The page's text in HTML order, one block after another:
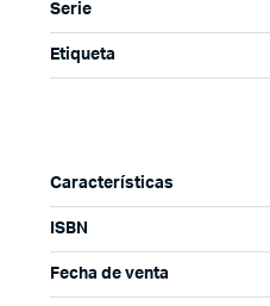
Serie
Etiqueta
Características
ISBN
Fecha de venta